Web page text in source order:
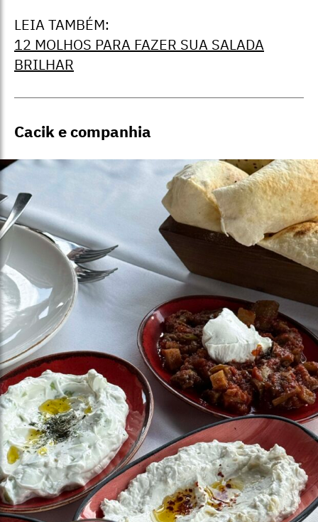
LEIA TAMBÉM:
12 MOLHOS PARA FAZER SUA SALADA
BRILHAR
Cacik e companhia